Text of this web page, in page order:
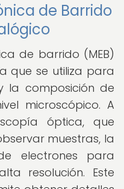
de Barrido
de barrido (MEB)
que se utiliza para
la composición de
microscópico. A
óptica, que
muestras, la
electrones para
resolución. Este